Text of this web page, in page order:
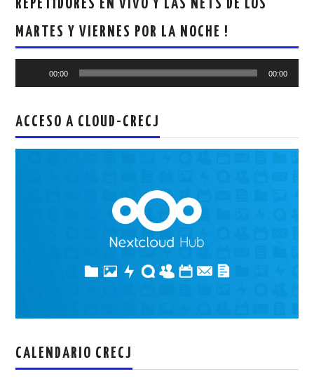
REPETIDORES EN VIVO Y LAS NETS DE LOS
MARTES Y VIERNES POR LA NOCHE !
00:00 00:00
ACCESO A CLOUD-CRECJ
CALENDARIO CRECJ